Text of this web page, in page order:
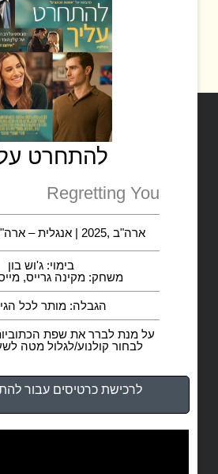
להתחרט
Regretting You
ארה"ב ,2025 | אנגלית – ארה"ב | 130 דקות
בימוי: ג'וש בון
משחק: מקינה גרייס,
הגבלה: מותר לכל
על מנת לברר את שפת
לבחור קולנוע/לגלול מטה
לרכישת כרטיסים עבור